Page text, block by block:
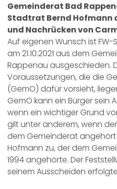
Gemeinderat Bad
Stadtrat Bernd Hofmann
und Nachrücken von
Auf eigenen Wunsch ist
am 21.10.2021 aus dem
Rappenau ausgeschieden.
Voraussetzungen, die die
(GemO) dafür vorsieht,
GemO kann ein Bürger sein
wenn ein wichtiger Grund
gilt unter anderem, wenn
dem Gemeinderat
Hofmann zu, der dem
1994 angehörte. Der
seinem Ausscheiden